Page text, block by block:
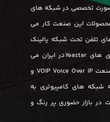
تخصصی در شبکه های
این صنعت کار می
تلفن تحت شبکه یالینک
Yealinkو سیستم های گیت وی های Yeastarدر ایران می
باشیم و در زمینه های دیگر صنعت VOIP Voice Over IP و
شبکه های کامپیوتری به
در بازار حضوری پر رنگ و